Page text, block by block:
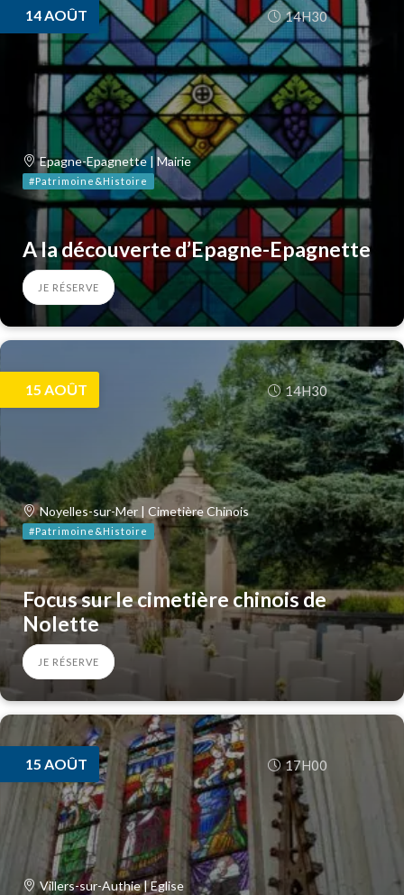
14 AOÛT 14H30
Epagne-Epagnette | Mairie
#Patrimoine&Histoire
A la découverte d’Epagne-Epagnette
JE RÉSERVE
15 AOÛT 14H30
Noyelles-sur-Mer | Cimetière Chinois
#Patrimoine&Histoire
Focus sur le cimetière chinois de
Nolette
JE RÉSERVE
15 AOÛT 17H00
Villers-sur-Authie | Eglise